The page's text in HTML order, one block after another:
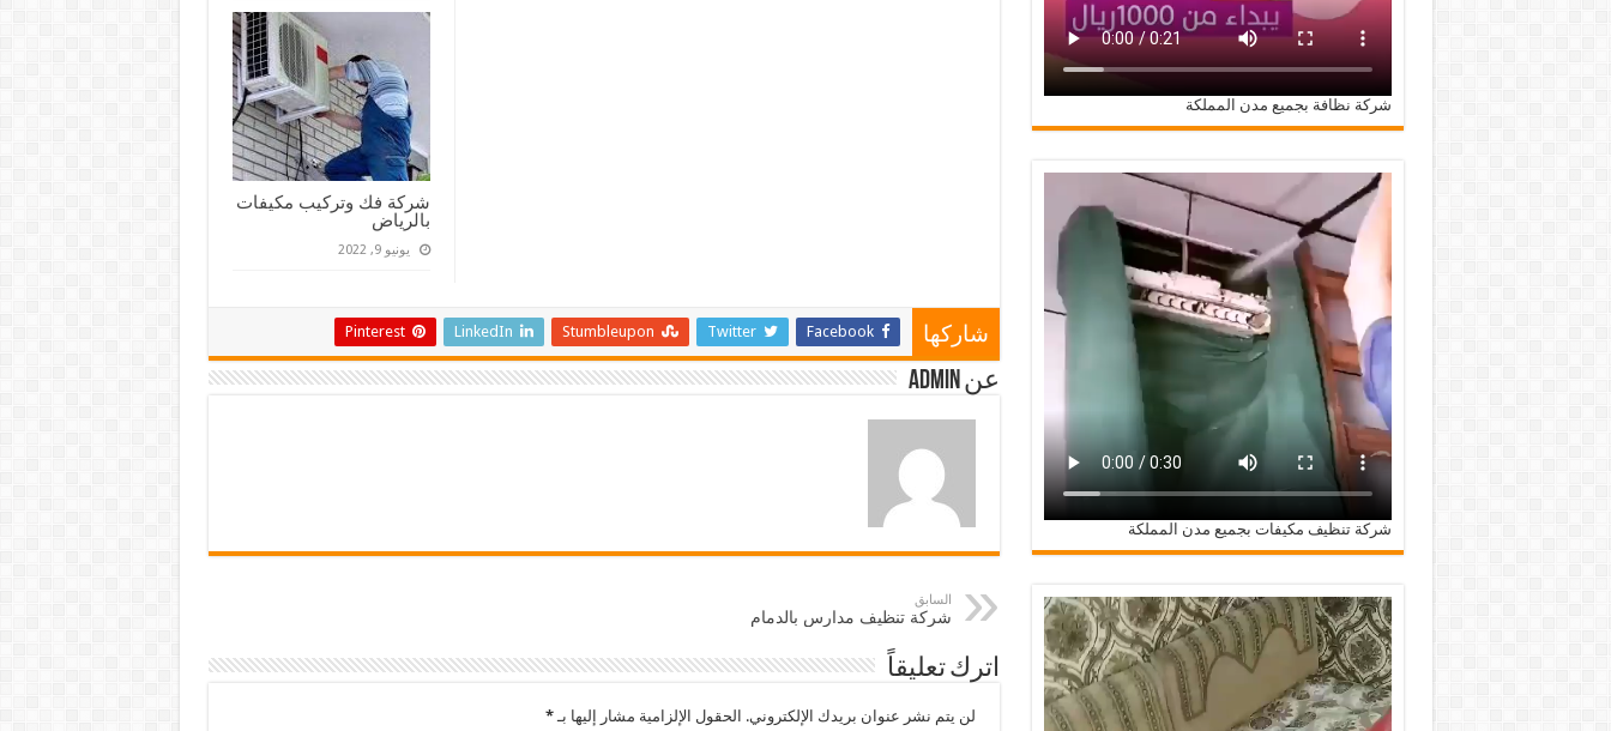
شركة فك وتركيب مكيفات
بالرياض
يونيو 9, 2022
شاركها Facebook
Twitter
Stumbleupon
LinkedIn
Pinterest
عن admin
السابق
شركة تنظيف مدارس بالدمام
اترك تعليقاً
لن يتم نشر عنوان بريدك الإلكتروني. الحقول الإلزامية مشار إليها بـ*
شركة نظافة بجميع مدن المملكة
شركة تنظيف مكيفات بجميع مدن المملكة